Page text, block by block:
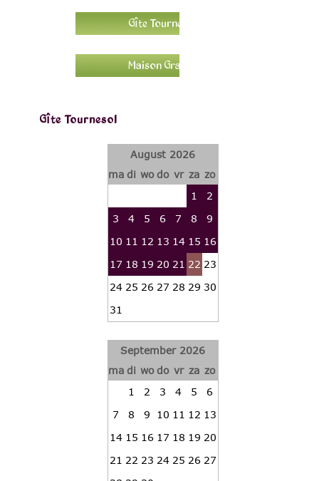
Gîte Tournesol
Maison Grange
Gîte Tournesol
August 2026
ma di wodo vr za zo
1
2
3
4 5 6 7 8
9
10 11 12 13 14 15 16
17 18 19 20 21 22 23
24 25 26 27 28 29 30
31
September 2026
ma di wodo vr za zo
1
2 3 4 5
6
7
8 9 10 11 12 13
14 15 16 17 18 19 20
21 22 23 24 25 26 27